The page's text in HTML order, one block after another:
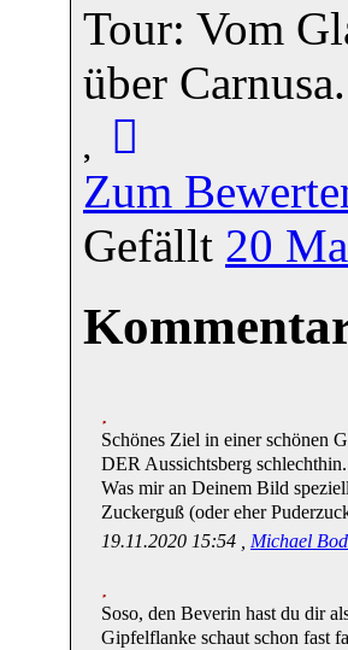
Tour: Vom
über Carnusa.
Zum
Gefällt 20
Schönes Ziel in einer schönen
DER Aussichtsberg
Was mir an Deinem Bild
Zuckerguß (oder eher
19.11.2020 15:54 , Michael
Soso, den Beverin hast du dir
Gipfelflanke schaut schon fast